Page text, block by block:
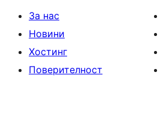
За нас
Новини
Хостинг
Поверителност